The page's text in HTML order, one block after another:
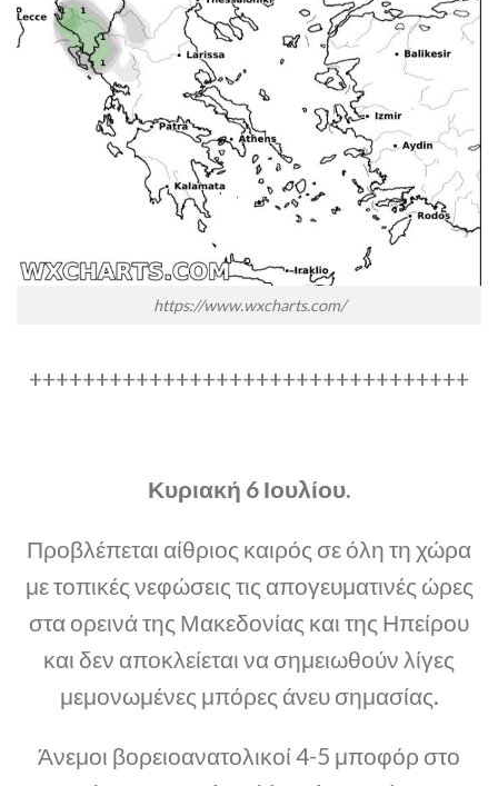
https://www.wxcharts.com/
+++++++++++++++++++++++++++++++++
Κυριακή 6 Ιουλίου.
Προβλέπεται αίθριος καιρός σε όλη τη χώρα
με τοπικές νεφώσεις τις απογευματινές ώρες
στα ορεινά της Μακεδονίας και της Ηπείρου
και δεν αποκλείεται να σημειωθούν λίγες
μεμονωμένες μπόρες άνευ σημασίας.
Άνεμοι βορειοανατολικοί 4-5 μποφόρ στο